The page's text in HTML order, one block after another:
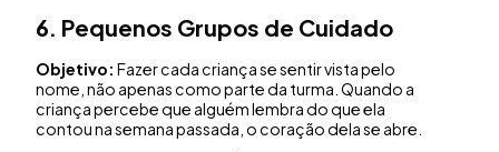
6. Pequenos Grupos de Cuidado
Objetivo: Fazer cada criança se sentir vista pelo
nome, não apenas como parte da turma. Quando a
criança percebe que alguém lembra do que ela
contou na semana passada, o coração dela se abre.